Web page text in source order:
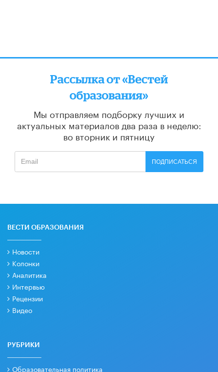
Рассылка от «Вестей
образования»
Мы отправляем подборку лучших и
актуальных материалов два раза в неделю:
во вторник и пятницу
ПОДПИСАТЬСЯ
ВЕСТИ ОБРАЗОВАНИЯ
Новости
Колонки
Аналитика
Интервью
Рецензии
Видео
РУБРИКИ
Образовательная политика